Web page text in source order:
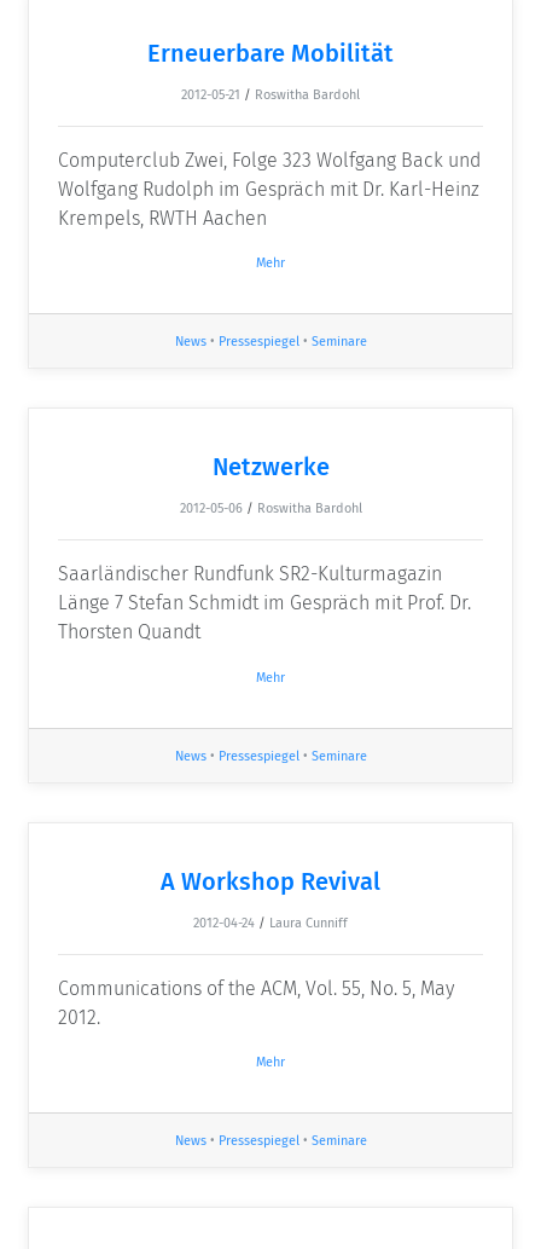
Erneuerbare Mobilität
2012-05-21 / Roswitha Bardohl
Computerclub Zwei, Folge 323 Wolfgang Back und
Wolfgang Rudolph im Gespräch mit Dr. Karl-Heinz
Krempels, RWTH Aachen
Mehr
News• Pressespiegel• Seminare
Netzwerke
2012-05-06 / Roswitha Bardohl
Saarländischer Rundfunk SR2-Kulturmagazin
Länge 7 Stefan Schmidt im Gespräch mit Prof. Dr.
Thorsten Quandt
Mehr
News• Pressespiegel• Seminare
A Workshop Revival
2012-04-24 / Laura Cunniff
Communications of the ACM, Vol. 55, No. 5, May
2012.
Mehr
News• Pressespiegel• Seminare